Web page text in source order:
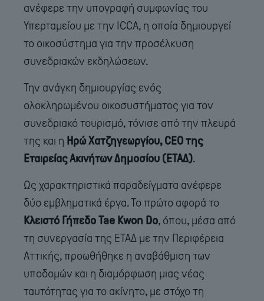
ανέφερε την υπογραφή συμφωνίας του
Υπερταμείου με την ICCA, η οποία δημιουργεί
το οικοσύστημα για την προσέλκυση
συνεδριακών εκδηλώσεων.
Την ανάγκη δημιουργίας ενός
ολοκληρωμένου οικοσυστήματος για τον
συνεδριακό τουρισμό, τόνισε από την πλευρά
της και η Ηρώ Χατζηγεωργίου, CEO της
Εταιρείας Ακινήτων Δημοσίου (ΕΤΑΔ).
Ως χαρακτηριστικά παραδείγματα ανέφερε
δύο εμβληματικά έργα. Το πρώτο αφορά το
Κλειστό Γήπεδο Tae Kwon Do, όπου, μέσα από
τη συνεργασία της ΕΤΑΔ με την Περιφέρεια
Αττικής, προωθήθηκε η αναβάθμιση των
υποδομών και η διαμόρφωση μιας νέας
ταυτότητας για το ακίνητο, με στόχο τη